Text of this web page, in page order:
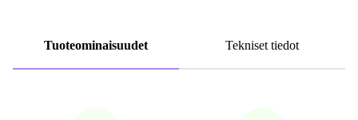
Tuoteominaisuudet Tekniset tiedot